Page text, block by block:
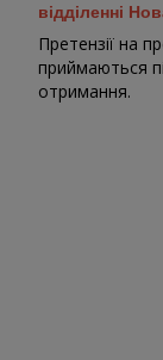
відділенні
Претензії на
приймаються
отримання.